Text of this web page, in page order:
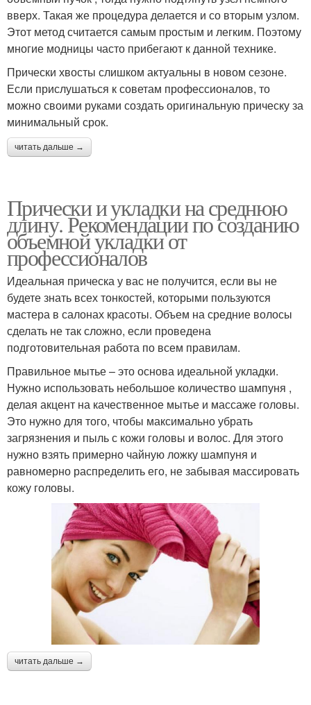
вверх. Такая же процедура делается и со вторым узлом.
Этот метод считается самым простым и легким. Поэтому
многие модницы часто прибегают к данной технике.
Прически хвосты слишком актуальны в новом сезоне.
Если прислушаться к советам профессионалов, то
можно своими руками создать оригинальную прическу за
минимальный срок.
читать дальше →
Прически и укладки на среднюю
длину. Рекомендации по созданию
объемной укладки от
профессионалов
Идеальная прическа у вас не получится, если вы не
будете знать всех тонкостей, которыми пользуются
мастера в салонах красоты. Объем на средние волосы
сделать не так сложно, если проведена
подготовительная работа по всем правилам.
Правильное мытье – это основа идеальной укладки.
Нужно использовать небольшое количество шампуня ,
делая акцент на качественное мытье и массаже головы.
Это нужно для того, чтобы максимально убрать
загрязнения и пыль с кожи головы и волос. Для этого
нужно взять примерно чайную ложку шампуня и
равномерно распределить его, не забывая массировать
кожу головы.
читать дальше →